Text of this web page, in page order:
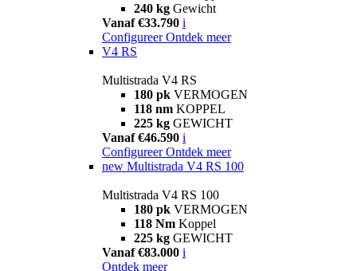
240 kg Gewicht
Vanaf €33.790 i
Configureer Ontdek meer
V4 RS
Multistrada V4 RS
180 pk VERMOGEN
118 nm KOPPEL
225 kg GEWICHT
Vanaf €46.590 i
Configureer Ontdek meer
new Multistrada V4 RS 100
Multistrada V4 RS 100
180 pk VERMOGEN
118 Nm Koppel
225 kg GEWICHT
Vanaf €83.000 i
Ontdek meer